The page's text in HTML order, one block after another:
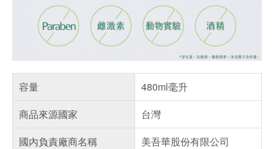
容量
480ml毫升
商品來源國家
台灣
國內負責廠商名稱
美吾華股份有限公司